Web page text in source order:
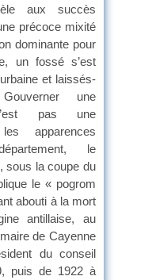
aux succès
précoce mixité
dominante pour
un fossé s’est
et laissés-
une
n’est pas une
apparences
le
sous la coupe du
le « pogrom
abouti à la mort
antillaise, au
de Cayenne
du conseil
puis de 1922 à